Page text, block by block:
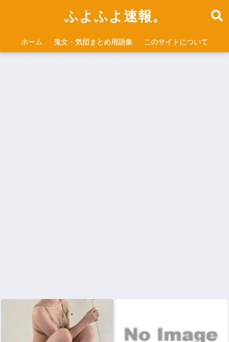
ふよふよ速報。
ホーム 鬼女・気団まとめ用語集 このサイトについて